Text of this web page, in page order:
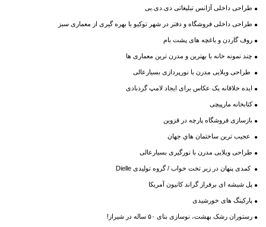
طراحی داخلی آژانس تبلیغاتی دی.دی.بی
طراحی داخلی فروشگاه و دفتر در شهر توکیو با بهره گیری از معماری سبز
روف گاردن و باغچه های پشت بام
چند نمونه خانه با بهترین و مدرن ترین معماری ها
طراحی ویلایی مدرن با نورپردازی بسیارعالی
ایده خلاقانه یک عکاس برای ایجاد لامپ گردبادی
کتابخانه مارپیچی
بازسازی فروشگاه پارچه در قزوین
عجيب ترين ساختمان هاي جهان
طراحی ویلایی مدرن با نورگیری بسیارعالی
کمدی پنهان در زیر تخت خواب / گروه تولیدی Dielle
پل شیشه ای برفراز گراند کانیون آمریکا
پارکینگ های خورشیدی
رستوران رشک بهشت، نوسازی بنای ۵۰ ساله در شیراز!